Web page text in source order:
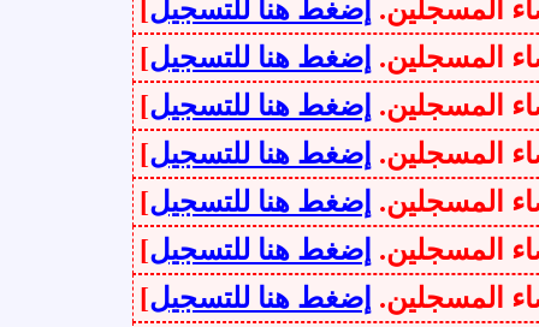
إضغط هنا للتسجيل]
إضغط هنا للتسجيل]
إضغط هنا للتسجيل]
إضغط هنا للتسجيل]
إضغط هنا للتسجيل]
إضغط هنا للتسجيل]
إضغط هنا للتسجيل]